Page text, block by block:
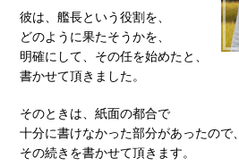
彼は、艦長という役割を、
どのように果たそうかを、
明確にして、その任を始めたと、
書かせて頂きました。
そのときは、紙面の都合で
十分に書けなかった部分があったので、
その続きを書かせて頂きます。